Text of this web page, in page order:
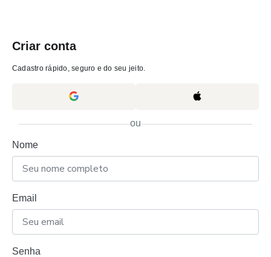
Criar conta
Cadastro rápido, seguro e do seu jeito.
ou
Nome
Email
Senha